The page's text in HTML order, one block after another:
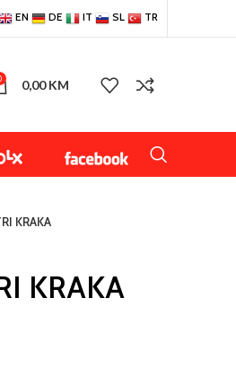
EN DE IT SL TR
0,00KM
KRAKA
KRAKA